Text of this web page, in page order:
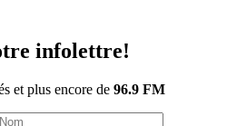
infolettre!
et plus encore de 96.9 FM